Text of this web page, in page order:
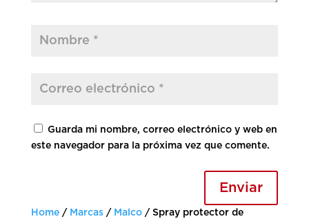
Guarda mi nombre, correo electrónico y web en
este navegador para la próxima vez que comente.
Enviar
Home/ Marcas/ Malco/ Spray protector de